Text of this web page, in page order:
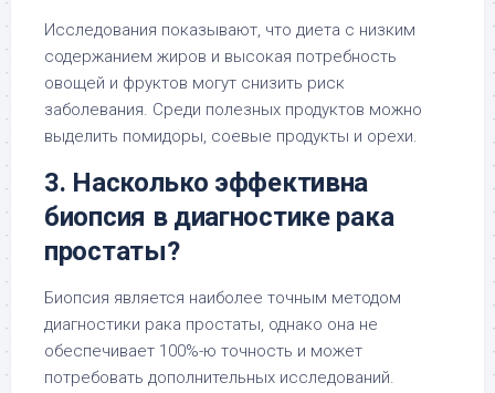
Исследования показывают, что диета с низким
содержанием жиров и высокая потребность
овощей и фруктов могут снизить риск
заболевания. Среди полезных продуктов можно
выделить помидоры, соевые продукты и орехи.
3. Насколько эффективна
биопсия в диагностике рака
простаты?
Биопсия является наиболее точным методом
диагностики рака простаты, однако она не
обеспечивает 100%-ю точность и может
потребовать дополнительных исследований.